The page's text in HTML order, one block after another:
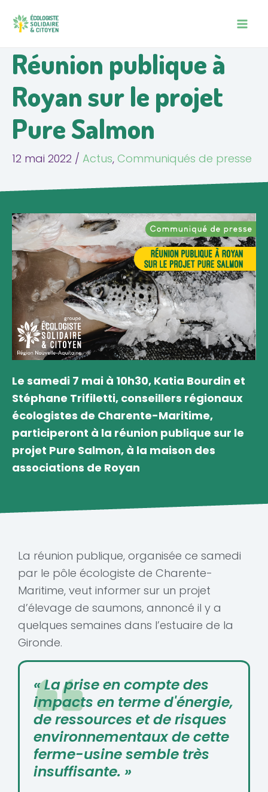
au
MAIN
Réunion publique à
Royan sur le projet
Pure Salmon
12 mai 2022 / Actus, Communiqués de presse
Le samedi 7 mai à 10h30, Katia Bourdin et
Stéphane Trifiletti, conseillers régionaux
écologistes de Charente-Maritime,
participeront à la réunion publique sur le
projet Pure Salmon, à la maison des
associations de Royan
La réunion publique, organisée ce samedi
par le pôle écologiste de Charente-
Maritime, veut informer sur un projet
d’élevage de saumons, annoncé il y a
quelques semaines dans l’estuaire de la
Gironde.
« La prise en compte des
impacts en terme d'énergie,
de ressources et de risques
environnementaux de cette
ferme-usine semble très
insuffisante. »
des